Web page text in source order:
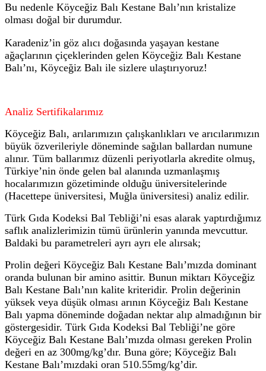
Bu nedenle Köyceğiz Balı Kestane Balı’nın kristalize
olması doğal bir durumdur.
Karadeniz’in göz alıcı doğasında yaşayan kestane
ağaçlarının çiçeklerinden gelen Köyceğiz Balı Kestane
Balı’nı, Köyceğiz Balı ile sizlere ulaştırıyoruz!
Analiz Sertifikalarımız
Köyceğiz Balı, arılarımızın çalışkanlıkları ve arıcılarımızın
büyük özverileriyle döneminde sağılan ballardan numune
alınır. Tüm ballarımız düzenli periyotlarla akredite olmuş,
Türkiye’nin önde gelen bal alanında uzmanlaşmış
hocalarımızın gözetiminde olduğu üniversitelerinde
(Hacettepe üniversitesi, Muğla üniversitesi) analiz edilir.
Türk Gıda Kodeksi Bal Tebliği’ni esas alarak yaptırdığımız
saflık analizlerimizin tümü ürünlerin yanında mevcuttur.
Baldaki bu parametreleri ayrı ayrı ele alırsak;
Prolin değeri Köyceğiz Balı Kestane Balı’mızda dominant
oranda bulunan bir amino asittir. Bunun miktarı Köyceğiz
Balı Kestane Balı’nın kalite kriteridir. Prolin değerinin
yüksek veya düşük olması arının Köyceğiz Balı Kestane
Balı yapma döneminde doğadan nektar alıp almadığının bir
göstergesidir. Türk Gıda Kodeksi Bal Tebliği’ne göre
Köyceğiz Balı Kestane Balı’mızda olması gereken Prolin
değeri en az 300mg/kg’dır. Buna göre; Köyceğiz Balı
Kestane Balı’mızdaki oran 510.55mg/kg’dir.